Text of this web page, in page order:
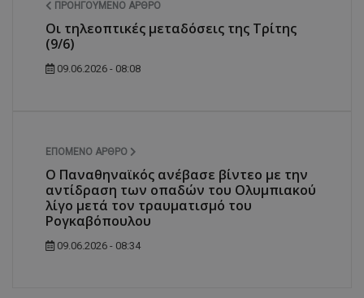
ΠΡΟΗΓΟΎΜΕΝΟ ΆΡΘΡΟ
Οι τηλεοπτικές μεταδόσεις της Τρίτης
(9/6)
09.06.2026 - 08:08
ΕΠΌΜΕΝΟ ΆΡΘΡΟ
Ο Παναθηναϊκός ανέβασε βίντεο με την
αντίδραση των οπαδών του Ολυμπιακού
λίγο μετά τον τραυματισμό του
Ρογκαβόπουλου
09.06.2026 - 08:34